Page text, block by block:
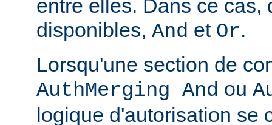
entre elles. Dans ce cas,
disponibles, And et Or.
Lorsqu'une section de
AuthMerging And ou
logique d'autorisation se